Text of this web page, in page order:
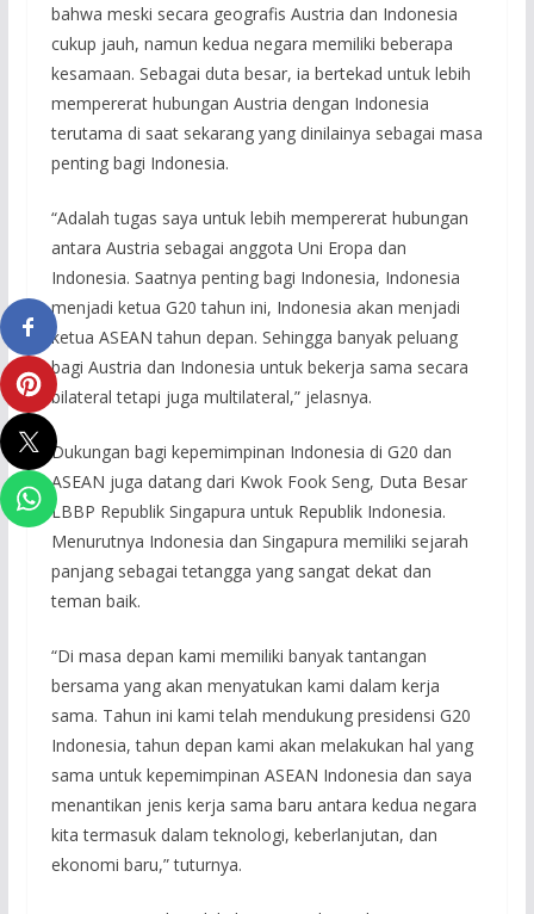
bahwa meski secara geografis Austria dan Indonesia
cukup jauh, namun kedua negara memiliki beberapa
kesamaan. Sebagai duta besar, ia bertekad untuk lebih
mempererat hubungan Austria dengan Indonesia
terutama di saat sekarang yang dinilainya sebagai masa
penting bagi Indonesia.
“Adalah tugas saya untuk lebih mempererat hubungan
antara Austria sebagai anggota Uni Eropa dan
Indonesia. Saatnya penting bagi Indonesia, Indonesia
menjadi ketua G20 tahun ini, Indonesia akan menjadi
ketua ASEAN tahun depan. Sehingga banyak peluang
bagi Austria dan Indonesia untuk bekerja sama secara
bilateral tetapi juga multilateral,” jelasnya.
Dukungan bagi kepemimpinan Indonesia di G20 dan
ASEAN juga datang dari Kwok Fook Seng, Duta Besar
LBBP Republik Singapura untuk Republik Indonesia.
Menurutnya Indonesia dan Singapura memiliki sejarah
panjang sebagai tetangga yang sangat dekat dan
teman baik.
“Di masa depan kami memiliki banyak tantangan
bersama yang akan menyatukan kami dalam kerja
sama. Tahun ini kami telah mendukung presidensi G20
Indonesia, tahun depan kami akan melakukan hal yang
sama untuk kepemimpinan ASEAN Indonesia dan saya
menantikan jenis kerja sama baru antara kedua negara
kita termasuk dalam teknologi, keberlanjutan, dan
ekonomi baru,” tuturnya.